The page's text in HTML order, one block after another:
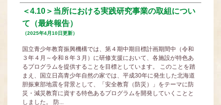
＜4.10＞当所における実践研究事業の取組につい
て（最終報告）
（2025年4月10日更新）
国立青少年教育振興機構では、第４期中期目標計画期間中（令和
３年４月～令和８年３月）に研修支援において、各施設が特色あ
るプログラムを提供することを目標としています。 このことを踏
まえ、国立日高青少年自然の家では、平成30年に発生した北海道
胆振東部地震を背景として、「安全教育（防災）」をテーマに防
災・減災教育に資する特色あるプログラムを開発していくことと
しました。 防...